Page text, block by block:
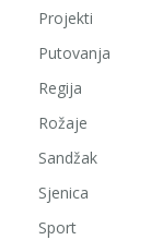
Projekti
Putovanja
Regija
Rožaje
Sandžak
Sjenica
Sport